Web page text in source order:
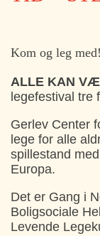
MANDAG
14:30
TIRSDAG
13:30
ONSDAG
11:00
Kom og leg med!
ALLE KAN
legefestival tre
Gerlev Center
lege for alle
spillestand
Europa.
Det er Gang i
Boligsociale
Levende